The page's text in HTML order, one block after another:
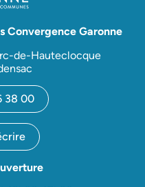
Convergence Garonne
de-Hauteclocque
38 00